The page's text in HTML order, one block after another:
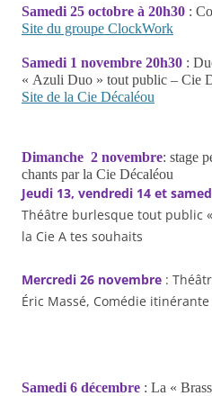
Samedi 25 octobre à 20h30 :
Site du groupe ClockWork
Samedi 1 novembre 20h30 :
« Azuli Duo » tout public – Cie
Site de la Cie Décaléou
Dimanche 2 novembre: stage
chants par la Cie Décaléou
Jeudi 13, vendredi 14 et
Théâtre burlesque tout public
la Cie A tes souhaits
Mercredi 26 novembre :
Éric Massé, Comédie itinérante
Samedi 6 décembre : La «